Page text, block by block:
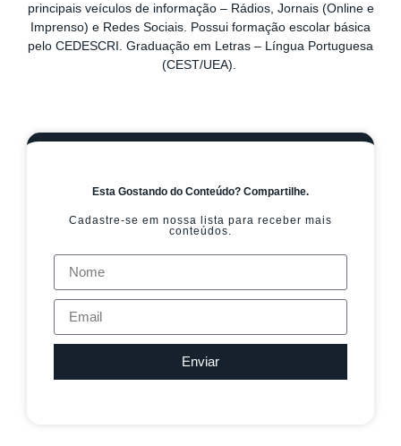
principais veículos de informação – Rádios, Jornais (Online e
Imprenso) e Redes Sociais. Possui formação escolar básica
pelo CEDESCRI. Graduação em Letras – Língua Portuguesa
(CEST/UEA).
Esta Gostando do Conteúdo? Compartilhe.
Cadastre-se em nossa lista para receber mais
conteúdos.
Enviar